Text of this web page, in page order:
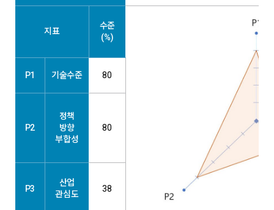
지표
수준
(%)
P1 기술수준 80
P2
정책
방향
부합성
80
P3
산업
관심도
38